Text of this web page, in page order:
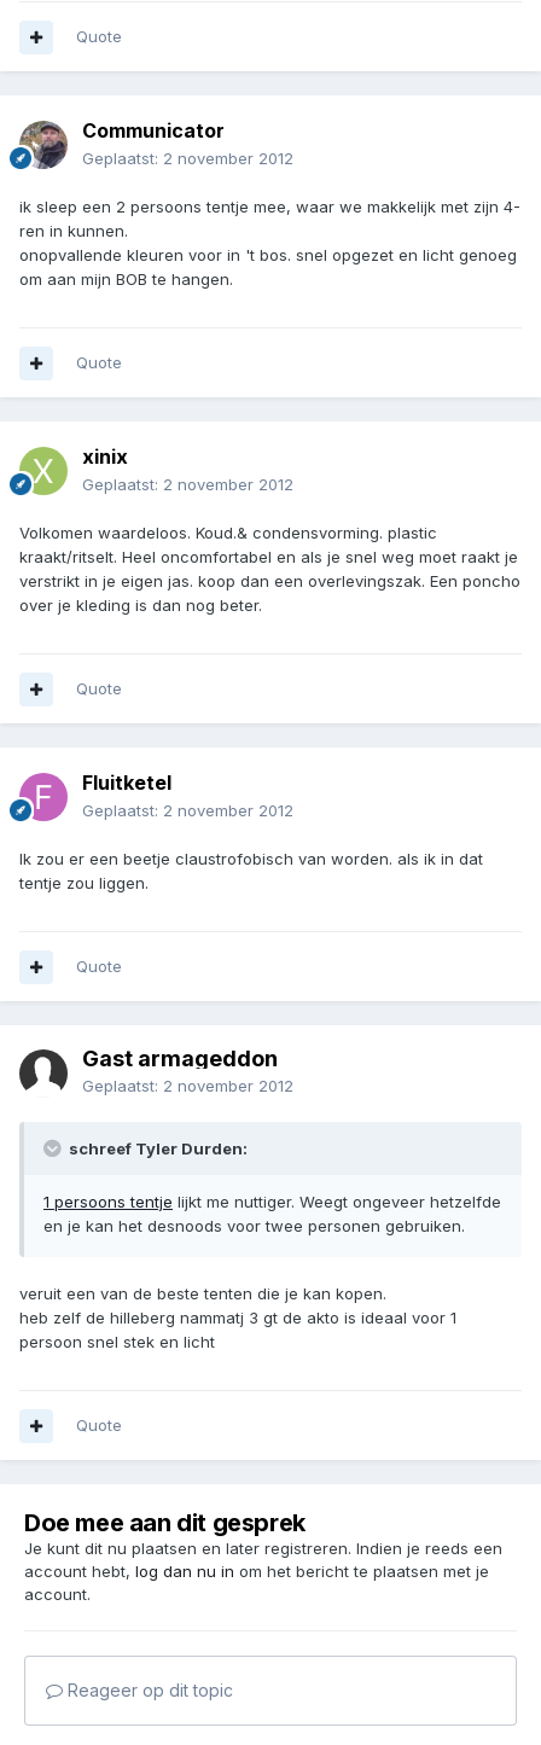
Quote
Communicator
Geplaatst: 2 november 2012
ik sleep een 2 persoons tentje mee, waar we makkelijk met zijn 4-
ren in kunnen.
onopvallende kleuren voor in 't bos. snel opgezet en licht genoeg
om aan mijn BOB te hangen.
Quote
xinix
Geplaatst: 2 november 2012
Volkomen waardeloos. Koud.& condensvorming. plastic
kraakt/ritselt. Heel oncomfortabel en als je snel weg moet raakt je
verstrikt in je eigen jas. koop dan een overlevingszak. Een poncho
over je kleding is dan nog beter.
Quote
Fluitketel
Geplaatst: 2 november 2012
Ik zou er een beetje claustrofobisch van worden. als ik in dat
tentje zou liggen.
Quote
Gast armageddon
Geplaatst: 2 november 2012
schreef Tyler Durden:
1 persoons tentje lijkt me nuttiger. Weegt ongeveer hetzelfde
en je kan het desnoods voor twee personen gebruiken.
veruit een van de beste tenten die je kan kopen.
heb zelf de hilleberg nammatj 3 gt de akto is ideaal voor 1
persoon snel stek en licht
Quote
Doe mee aan dit gesprek
Je kunt dit nu plaatsen en later registreren. Indien je reeds een
account hebt, log dan nu in om het bericht te plaatsen met je
account.
Reageer op dit topic